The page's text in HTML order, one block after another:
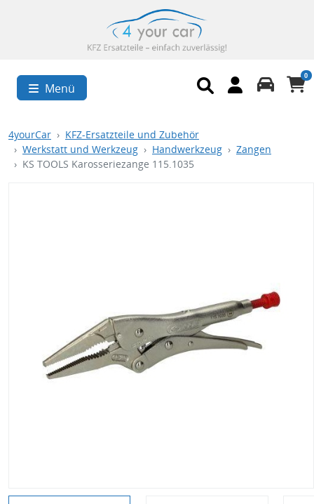
Menü
0
4yourCar
KFZ-Ersatzteile und Zubehör
Werkstatt und Werkzeug
Handwerkzeug
Zangen
KS TOOLS Karosseriezange 115.1035